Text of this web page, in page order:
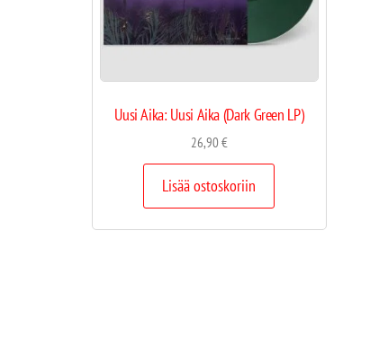
Uusi Aika: Uusi Aika (Dark Green LP)
26,90€
Lisää ostoskoriin